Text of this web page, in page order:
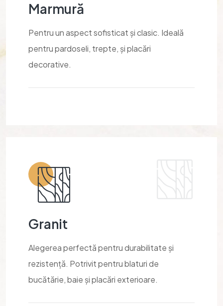
Marmură
Pentru un aspect sofisticat și clasic. Ideală
pentru pardoseli, trepte, și placări
decorative.
Granit
Alegerea perfectă pentru durabilitate și
rezistență. Potrivit pentru blaturi de
bucătărie, baie și placări exterioare.